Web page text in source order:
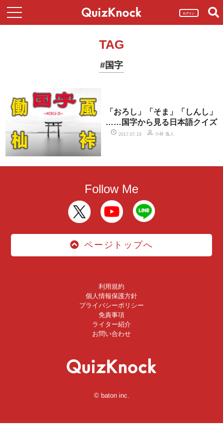
ログイン
TAG
#国字
「おろし」「そま」「しんし」
……国字から見る日本語クイズ
2017.07.19 小林 逸人
Follow Me
ページトップへ
利用規約
個人情報保護方針
プライバシーポリシー
免責事項
ライター紹介
お問い合わせ
© baton inc.